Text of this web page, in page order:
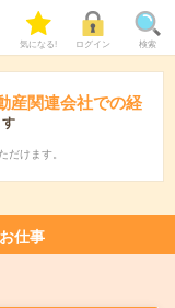
気になる! ログイン 検索
産関連会社での経
だけます。
仕事